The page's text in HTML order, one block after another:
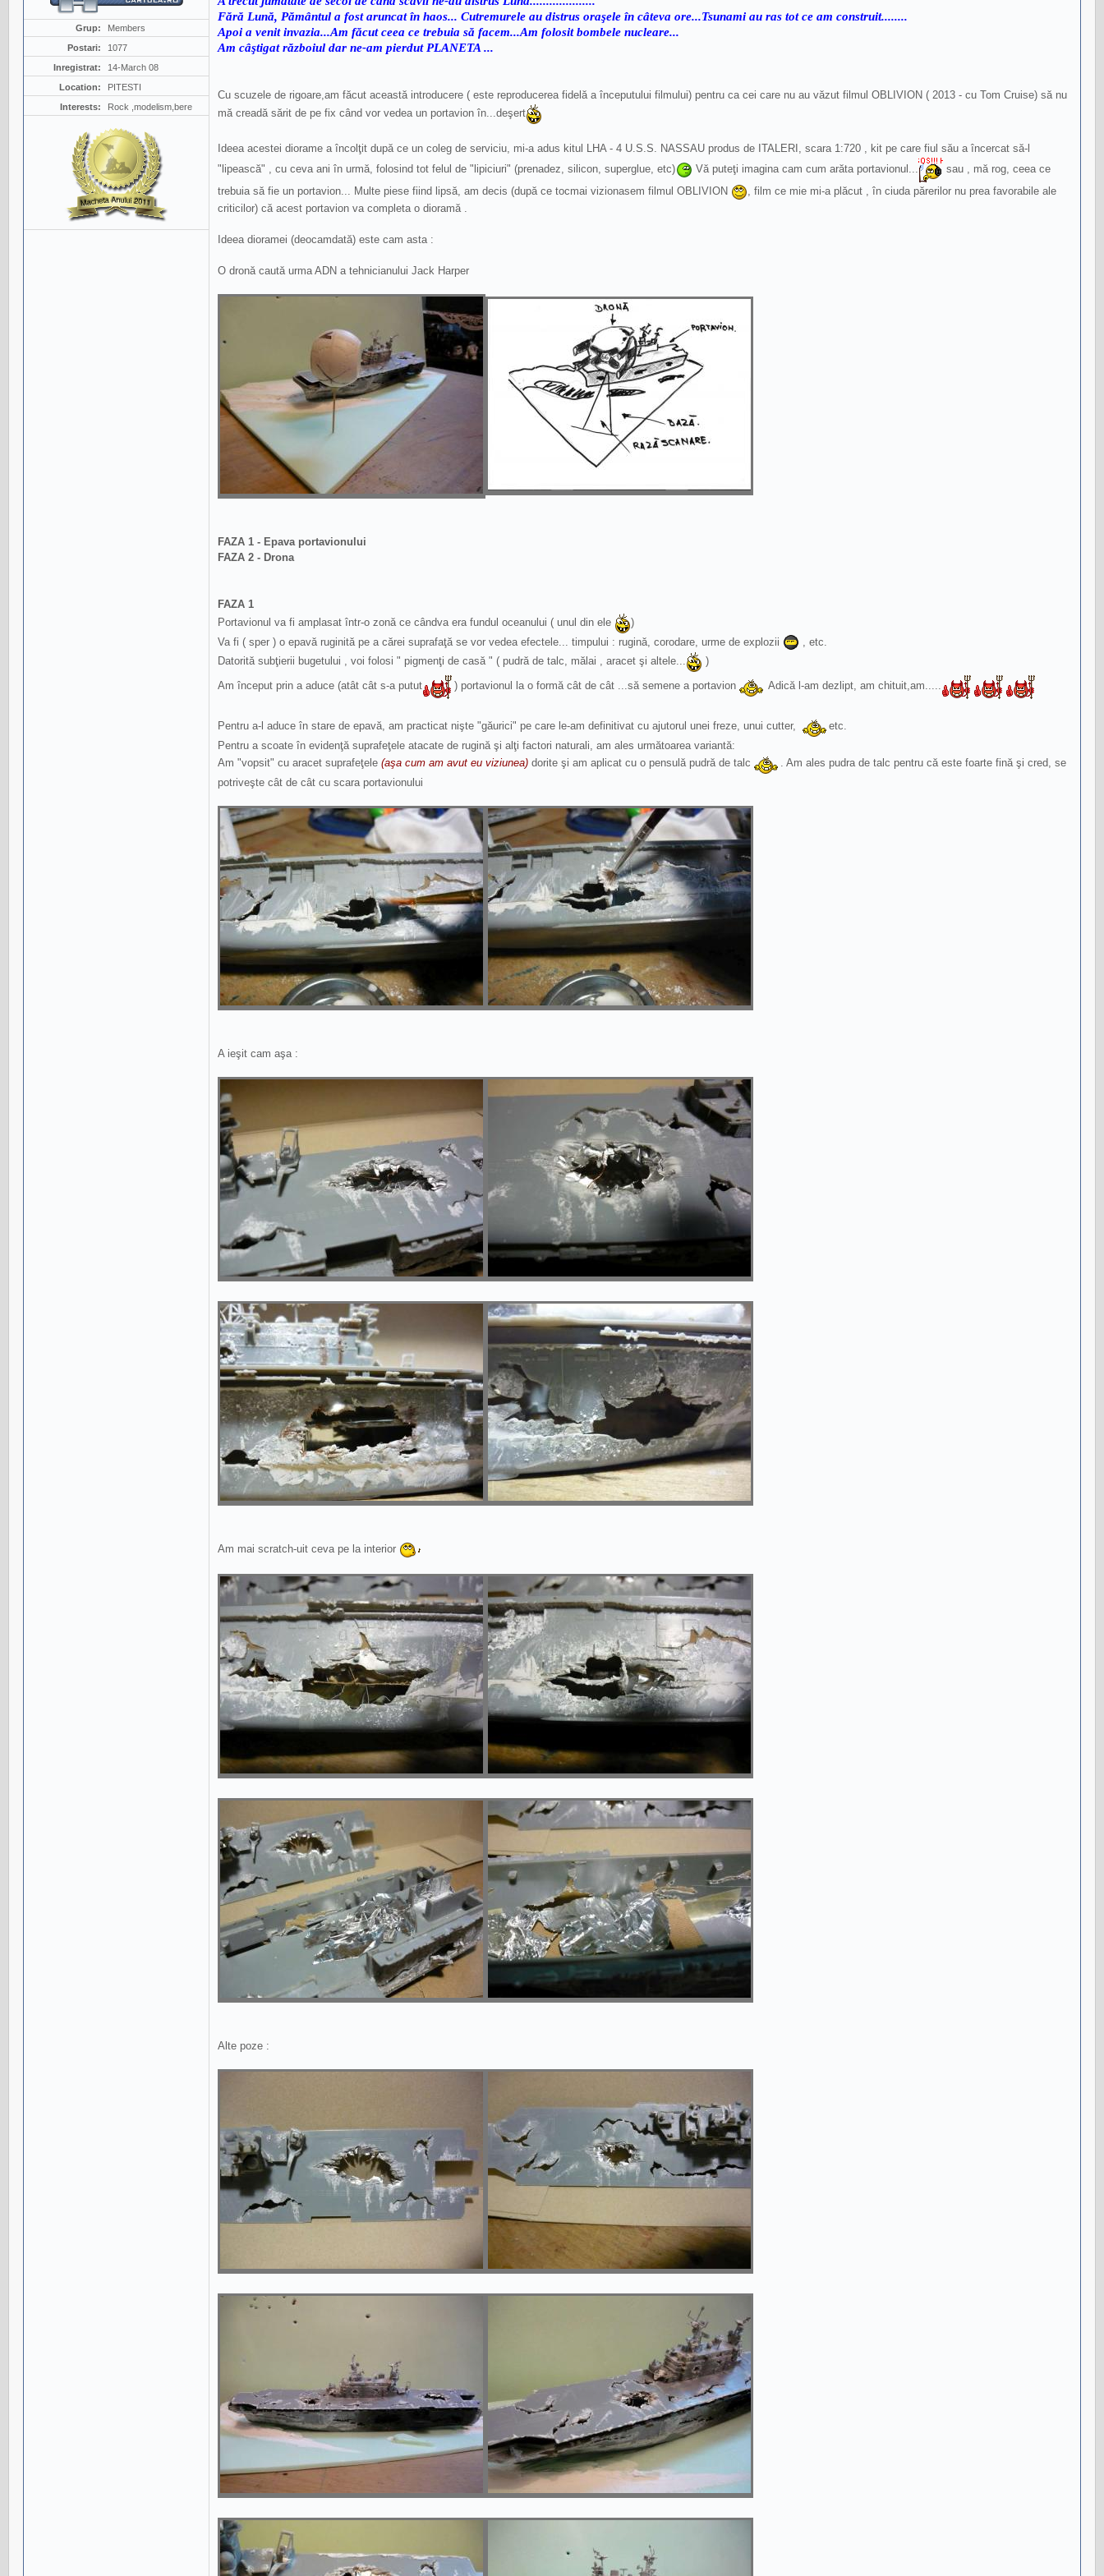
Grup:
Members
Postari:
1077
Inregistrat:
14-March 08
Location:
PITESTI
Interests:
Rock ,modelism,bere
Fără Lună, Pământul a fost aruncat în haos... Cutremurele au distrus oraşele în câteva ore...Tsunami au ras tot ce am construit........
Apoi a venit invazia...Am făcut ceea ce trebuia să facem...Am folosit bombele nucleare...
Am câştigat războiul dar ne-am pierdut PLANETA ...
Cu scuzele de rigoare,am făcut această introducere ( este reproducerea fidelă a începutului filmului) pentru ca cei care nu au văzut filmul OBLIVION ( 2013 - cu Tom Cruise) să nu
mă creadă sărit de pe fix când vor vedea un portavion în...deşert
Ideea acestei diorame a încolţit după ce un coleg de serviciu, mi-a adus kitul LHA - 4 U.S.S. NASSAU produs de ITALERI, scara 1:720 , kit pe care fiul său a încercat să-l
"lipească" , cu ceva ani în urmă, folosind tot felul de "lipiciuri" (prenadez, silicon, superglue, etc) Vă puteţi imagina cam cum arăta portavionul...
sau , mă rog, ceea ce
trebuia să fie un portavion... Multe piese fiind lipsă, am decis (după ce tocmai vizionasem filmul OBLIVION
, film ce mie mi-a plăcut , în ciuda părerilor nu prea favorabile ale
criticilor) că acest portavion va completa o dioramă .
Ideea dioramei (deocamdată) este cam asta :
O dronă caută urma ADN a tehnicianului Jack Harper
FAZA 1 - Epava portavionului
FAZA 2 - Drona
FAZA 1
Portavionul va fi amplasat într-o zonă ce cândva era fundul oceanului ( unul din ele
)
Va fi ( sper ) o epavă ruginită pe a cărei suprafaţă se vor vedea efectele... timpului : rugină, corodare, urme de explozii
, etc.
Datorită subţierii bugetului , voi folosi " pigmenţi de casă " ( pudră de talc, mălai , aracet şi altele...
)
Am început prin a aduce (atât cât s-a putut ) portavionul la o formă cât de cât ...să semene a portavion Adică l-am dezlipt, am chituit,am.....
Pentru a-l aduce în stare de epavă, am practicat nişte "găurici" pe care le-am definitivat cu ajutorul unei freze, unui cutter,
etc.
Pentru a scoate în evidenţă suprafeţele atacate de rugină şi alţi factori naturali, am ales următoarea variantă:
Am "vopsit" cu aracet suprafeţele (aşa cum am avut eu viziunea) dorite şi am aplicat cu o pensulă pudră de talc
. Am ales pudra de talc pentru că este foarte fină şi cred, se
potriveşte cât de cât cu scara portavionului
A ieşit cam aşa :
Am mai scratch-uit ceva pe la interior
Alte poze :